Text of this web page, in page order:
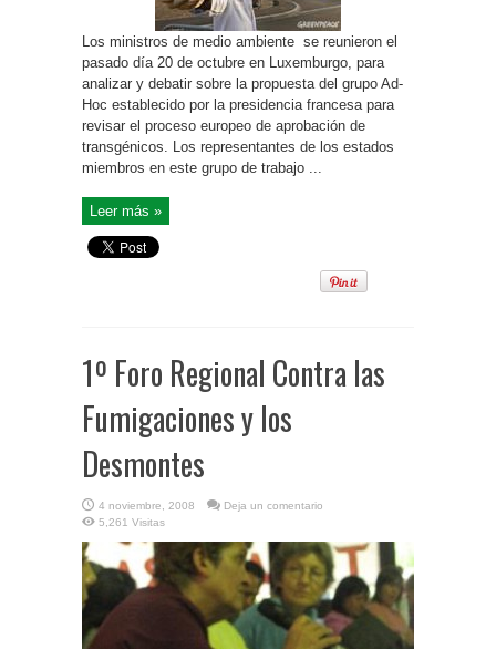
Los ministros de medio ambiente se reunieron el
pasado día 20 de octubre en Luxemburgo, para
analizar y debatir sobre la propuesta del grupo Ad-
Hoc establecido por la presidencia francesa para
revisar el proceso europeo de aprobación de
transgénicos. Los representantes de los estados
miembros en este grupo de trabajo ...
Leer más »
1º Foro Regional Contra las
Fumigaciones y los
Desmontes
4 noviembre, 2008
Deja un comentario
5,261 Visitas